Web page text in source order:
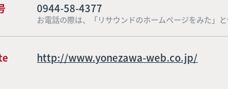
0944-58-4377
お電話の際は、「リサウンドのホームページをみた」
http://www.yonezawa-web.co.jp/